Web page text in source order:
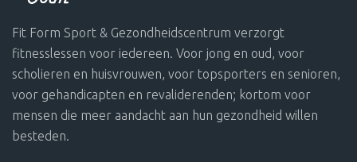
Fit Form Sport & Gezondheidscentrum verzorgt
fitnesslessen voor iedereen. Voor jong en oud, voor
scholieren en huisvrouwen, voor topsporters en senioren,
voor gehandicapten en revaliderenden; kortom voor
mensen die meer aandacht aan hun gezondheid willen
besteden.